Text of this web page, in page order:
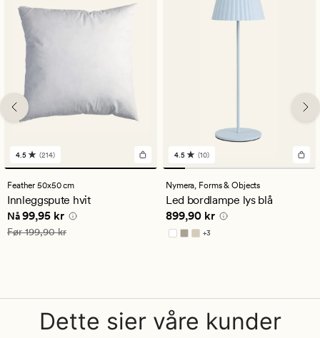
214
anmeldelser
med
en
gjennomsnittlig
vurdering
på
4.5
4.5 (214)
Feather 50x50 cm
Innleggspute hvit
Nåværende pris
Nå99,95 kr
Vanlig pris 199,90 kr
Før199,90 kr
10
anmeldelser
med
en
gjennomsnittlig
vurdering
på
4.5
4.5 (10)
Nymera, Forms & Objects
Led bordlampe lys blå
Pris 899,90 kr
899,90 kr
+3
Tilgjengelig i flere farger
Dette sier våre kunder